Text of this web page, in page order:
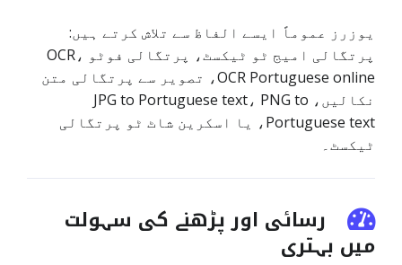
یوزرز عموماً ایسے الفاظ سے تلاش کرتے ہیں:
پرتگالی امیج ٹو ٹیکسٹ، پرتگالی فوٹو OCR،
OCR Portuguese online، تصویر سے پرتگالی متن
نکالیں، JPG to Portuguese text، PNG to
Portuguese text، یا اسکرین شاٹ ٹو پرتگالی
ٹیکسٹ۔
رسائی اور پڑھنے کی سہولت
میں بہتری